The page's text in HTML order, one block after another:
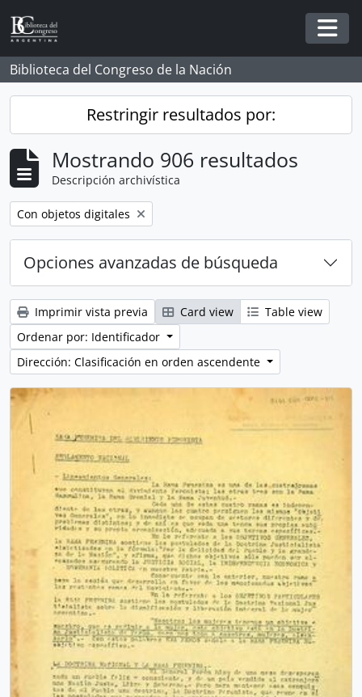
Skip to main content
Biblioteca del Congreso de la Nación
Restringir resultados por:
Mostrando 906 resultados
Descripción archivística
Remove filter:
Con objetos digitales
Opciones avanzadas de búsqueda
Imprimir vista previa Card view
Table view
Ordenar por: Identificador
Dirección: Clasificación en orden ascendente